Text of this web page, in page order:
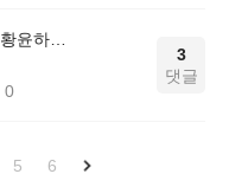
0
3
댓글
5 6